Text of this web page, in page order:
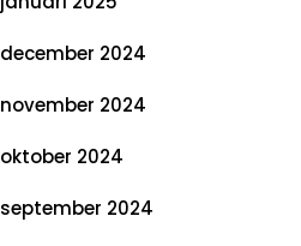
december 2024
november 2024
oktober 2024
september 2024